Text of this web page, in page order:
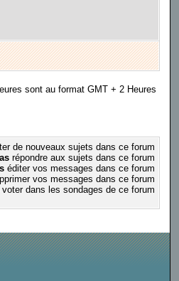
sont au format GMT + 2 Heures
de nouveaux sujets dans ce forum
répondre aux sujets dans ce forum
éditer vos messages dans ce forum
vos messages dans ce forum
dans les sondages de ce forum